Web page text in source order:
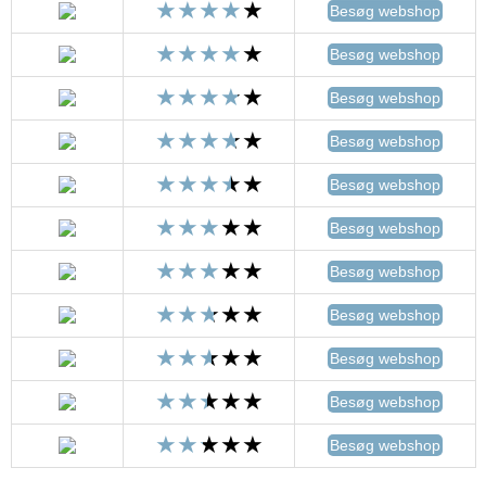
Besøg webshop
Besøg webshop
Besøg webshop
Besøg webshop
Besøg webshop
Besøg webshop
Besøg webshop
Besøg webshop
Besøg webshop
Besøg webshop
Besøg webshop